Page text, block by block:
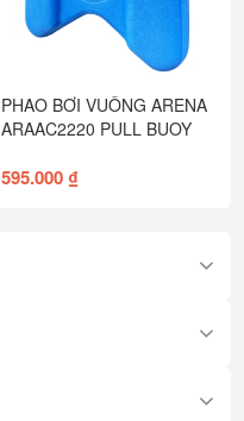
PHAO BƠI VUÔNG ARENA
ARAAC2220 PULL BUOY
595.000 ₫